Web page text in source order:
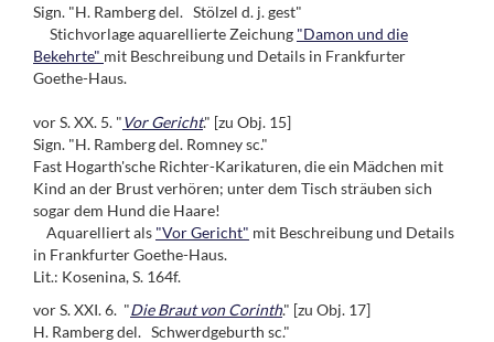
Sign. "H. Ramberg del. Stölzel d. j. gest"
Stichvorlage aquarellierte Zeichung "Damon und die
Bekehrte" mit Beschreibung und Details in Frankfurter
Goethe-Haus.
vor S. XX. 5. "Vor Gericht." [zu Obj. 15]
Sign. "H. Ramberg del. Romney sc."
Fast Hogarth'sche Richter-Karikaturen, die ein Mädchen mit
Kind an der Brust verhören; unter dem Tisch sträuben sich
sogar dem Hund die Haare!
Aquarelliert als "Vor Gericht" mit Beschreibung und Details
in Frankfurter Goethe-Haus.
Lit.: Kosenina, S. 164f.
vor S. XXI. 6. "Die Braut von Corinth." [zu Obj. 17]
H. Ramberg del. Schwerdgeburth sc."